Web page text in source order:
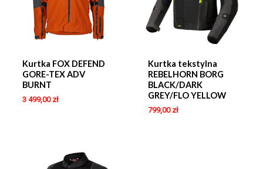
Kurtka FOX DEFEND
GORE-TEX ADV
BURNT
3 499,00 zł
Kurtka tekstylna
REBELHORN BORG
BLACK/DARK
GREY/FLO YELLOW
799,00 zł